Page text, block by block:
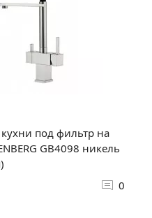
под фильтр на
GB4098 никель
0